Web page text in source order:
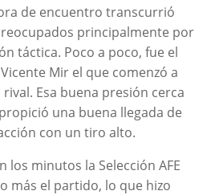
de encuentro transcurrió
principalmente por
táctica. Poco a poco, fue el
Mir el que comenzó a
Esa buena presión cerca
una buena llegada de
con un tiro alto.
los minutos la Selección AFE
más el partido, lo que hizo